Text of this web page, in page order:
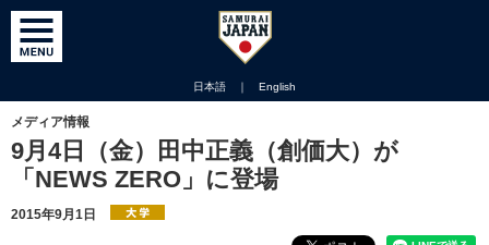
日本語 ｜ English
メディア情報
9月4日（金）田中正義（創価大）が
「NEWS ZERO」に登場
2015年9月1日